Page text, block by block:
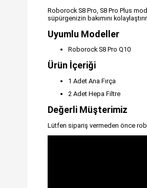
Roborock S8 Pro, S8 Pro Plus
süpürgenizin bakımını kolaylaştırır.
Uyumlu Modeller
Roborock S8 Pro Q10
Ürün İçeriği
1 Adet Ana Fırça
2 Adet Hepa Filtre
Değerli Müşterimiz
Lütfen sipariş vermeden önce